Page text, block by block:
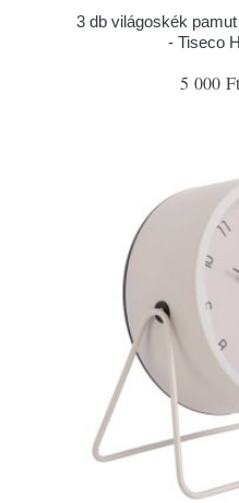
3 db világoskék
- Tiseco
5 000 Ft